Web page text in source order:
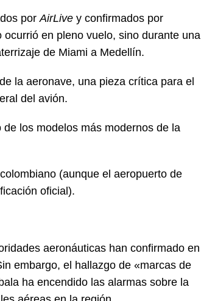
por AirLive y confirmados por
en pleno vuelo, sino durante una
de Miami a Medellín.
la aeronave, una pieza crítica para el
del avión.
los modelos más modernos de la
(aunque el aeropuerto de
oficial).
aeronáuticas han confirmado en
embargo, el hallazgo de «marcas de
ha encendido las alarmas sobre la